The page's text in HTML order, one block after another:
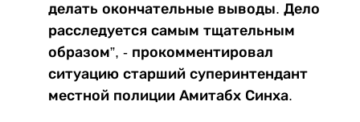
делать окончательные выводы. Дело
расследуется самым тщательным
образом”, - прокомментировал
ситуацию старший суперинтендант
местной полиции Амитабх Синха.